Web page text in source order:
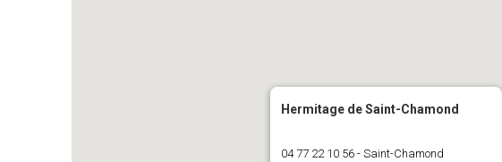
Hermitage de Saint-Chamond
04 77 22 10 56 - Saint-Chamond